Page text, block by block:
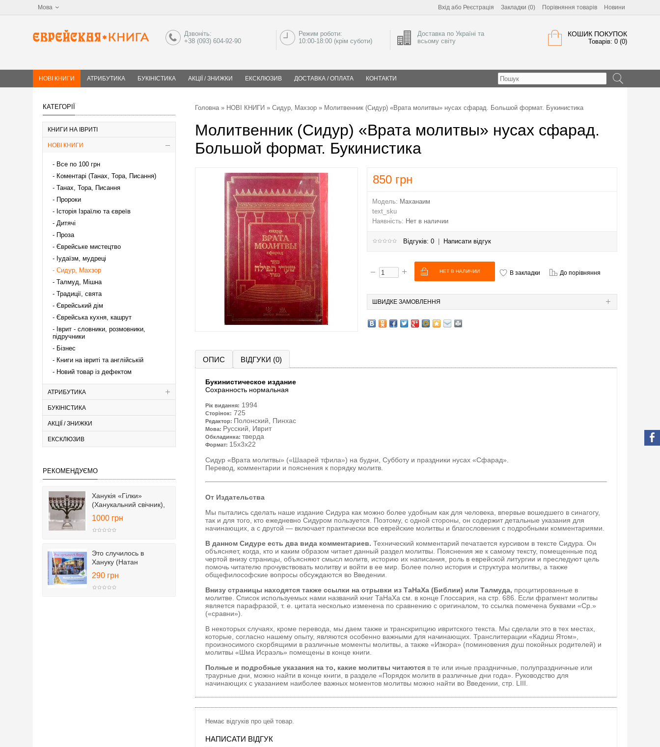
Мова Вхід або Реєстрація Закладки (0) Порівняння товарів Новини
КОШИК ПОКУПОК
Товарів: 0 (0)
Дзвоніть:
+38 (093) 604-92-90
Режим роботи:
10:00-18:00 (крім суботи)
Доставка по Україні та
всьому світу
НОВІ КНИГИ АТРИБУТИКА БУКІНІСТИКА АКЦІЇ / ЗНИЖКИ ЕКСКЛЮЗИВ ДОСТАВКА / ОПЛАТА КОНТАКТИ
КАТЕГОРІЇ
КНИГИ НА ІВРИТІ
НОВІ КНИГИ
Все по 100 грн
Коментарі (Танах, Тора, Писання)
Танах, Тора, Писання
Пророки
Історія Ізраїлю та євреїв
Дитячі
Проза
Єврейське мистецтво
Іудаїзм, мудреці
Сидур, Махзор
Талмуд, Мішна
Традиції, свята
Єврейський дім
Єврейська кухня, кашрут
Іврит - словники, розмовники,
підручники
Бізнес
Книги на івриті та англійській
Новий товар із дефектом
АТРИБУТИКА
БУКІНІСТИКА
АКЦІЇ / ЗНИЖКИ
ЕКСКЛЮЗИВ
РЕКОМЕНДУЄМО
Ханукія «Гілки»
(Ханукальний свічник),
25 см
1000 грн
Это случилось в
Хануку (Натан
Альтерман)
290 грн
Головна» НОВІ КНИГИ » Сидур, Махзор » Молитвенник (Сидур) «Врата молитвы» нусах сфарад. Большой формат. Букинистика
Молитвенник (Сидур) «Врата молитвы» нусах сфарад.
Большой формат. Букинистика
850 грн
Модель: Маханаим
text_sku
Наявність: Нет в наличии
Відгуків: 0 Написати відгук
В закладки До порівняння
ШВИДКЕ ЗАМОВЛЕННЯ
ОПИС ВІДГУКИ (0)
Букинистическое издание
Сохранность нормальная
Рік видання: 1994
Сторінок: 725
Редактор: Полонский, Пинхас
Мова: Русский, Иврит
Обкладинка: тверда
Формат: 15x3x22
Сидур «Врата молитвы» («Шаарей тфила») на будни, Субботу и праздники нусах «Сфарад»
Перевод, комментарии и пояснения к порядку молитв.
От Издательства
Мы пытались сделать наше издание Сидура как можно более удоб­ным как для человека, впервые вошедшего в синагогу,
так и для того, кто ежедневно Сидуром пользуется. Поэтому, с одной стороны, он со­держит детальные указания для
начинающих, а с другой — включает практически все еврейские молитвы и благословения с подробными комментариями.
В данном Сидуре есть два вида комментариев. Технический коммен­тарий печатается курсивом в тексте Сидура. Он
объясняет, когда, кто и каким образом читает данный раздел молитвы. Пояснения же к самому тексту, помещенные под
чертой внизу страницы, объясняют смысл молитв, историю их написания, роль в еврейской литургии и преследу­ют цель
помочь читателю прочувствовать молитву и войти в ее мир. Более полно история и структура молитвы, а также
общефилософские вопросы обсуждаются во Введении.
Внизу страницы находятся также ссылки на отрывки из ТаНаХа (Библии) или Талмуда, процитированные в
молитве. Список используе­мых нами названий книг ТаНаХа см. в конце Глоссария, на стр. 686. Если фрагмент молитвы
является парафразой, т. е. цитата несколько изменена по сравнению с оригиналом, то ссылка помечена буквами «Ср.»
(«сравни»).
В некоторых случаях, кроме перевода, мы даем также и транс­крипцию ивритского текста. Мы сделали это в тех местах,
которые, согласно нашему опыту, являются особенно важными для начинающих. Транслитерации «Кадиш Ятом»,
произносимого скорбящими в различ­ные моменты молитвы, а также «Изкора» (поминовения душ покойных родителей) и
молитвы «Шма Исраэль» помещены в конце книги.
Полные и подробные указания на то, какие молитвы читаются в те или иные праздничные, полупраздничные или
траурные дни, можно найти в конце книги, в разделе «Порядок молитв в различные дни года». Руководство для
начинающих с указанием наиболее важных моментов молитвы можно найти во Введении, стр. LIII.
Немає відгуків про цей товар.
НАПИСАТИ ВІДГУК